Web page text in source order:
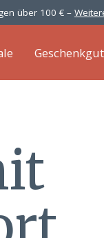
über 100 € –